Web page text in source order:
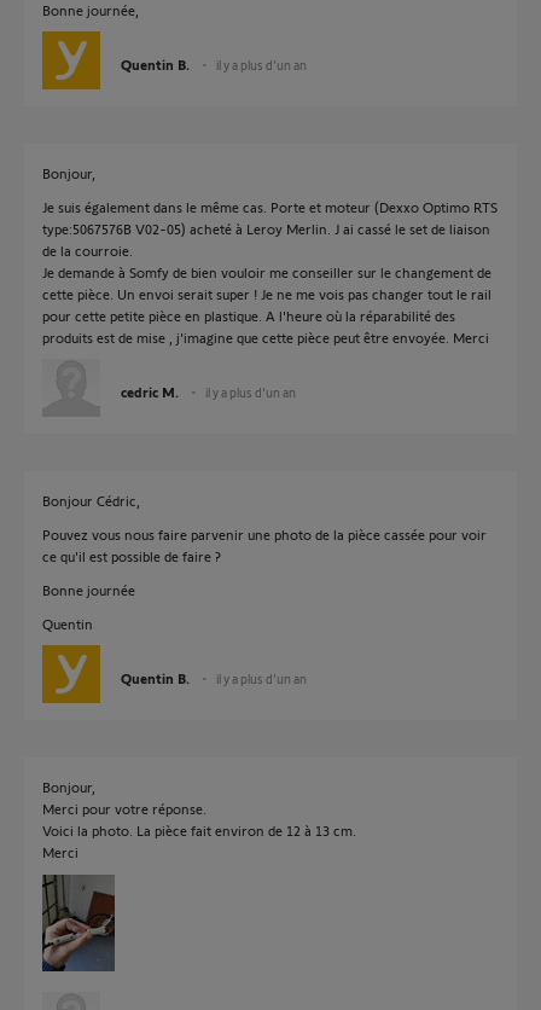
Bonne journée,
Quentin B. il y a plus d'un an
Bonjour,
Je suis également dans le même cas. Porte et moteur (Dexxo Optimo RTS
type:5067576B V02-05) acheté à Leroy Merlin. J ai cassé le set de liaison
de la courroie.
Je demande à Somfy de bien vouloir me conseiller sur le changement de
cette pièce. Un envoi serait super ! Je ne me vois pas changer tout le rail
pour cette petite pièce en plastique. A l'heure où la réparabilité des
produits est de mise , j'imagine que cette pièce peut être envoyée. Merci
cedric M. il y a plus d'un an
Bonjour Cédric,
Pouvez vous nous faire parvenir une photo de la pièce cassée pour voir
ce qu'il est possible de faire ?
Bonne journée
Quentin
Quentin B. il y a plus d'un an
Bonjour,
Merci pour votre réponse.
Voici la photo. La pièce fait environ de 12 à 13 cm.
Merci